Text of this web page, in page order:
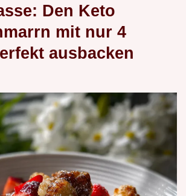
Den Keto
mit nur 4
ausbacken